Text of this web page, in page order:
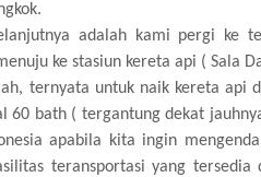
adalah kami pergi ke
ke stasiun kereta api ( Sala
ternyata untuk naik kereta api
60 bath ( tergantung dekat
apabila kita ingin
teransportasi yang tersedia